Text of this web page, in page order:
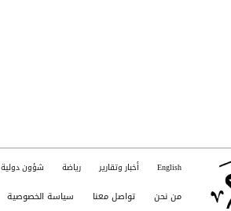
English أخبار وتقارير رياضة شؤون دولية
من نحن تواصل معنا سياسة الخصوصية